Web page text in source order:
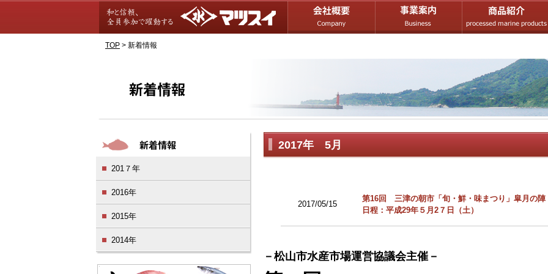
TOP > 新着情報
201７年
2016年
2015年
2014年
2017年 5月
2017/05/15
第16回 三津の朝市「旬・鮮・味まつり」皐月の陣
日程：平成29年５月2７日（土）
－松山市水産市場運営協議会主催－